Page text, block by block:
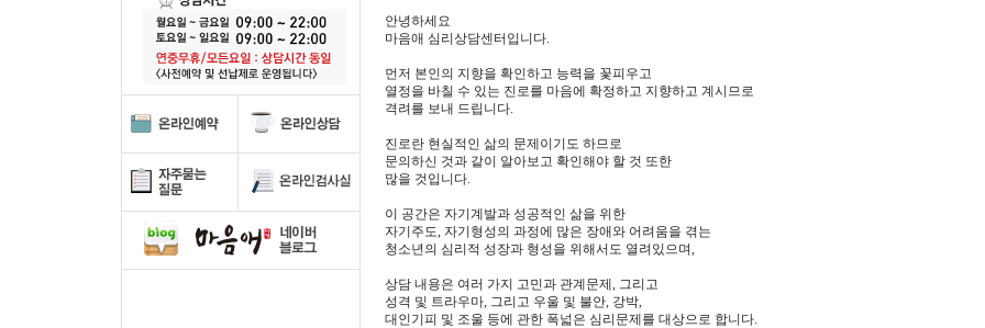
안녕하세요
마음애 심리상담센터입니다.
먼저 본인의 지향을 확인하고 능력을 꽃피우고
열정을 바칠 수 있는 진로를 마음에 확정하고 지향하고 계시므로
격려를 보내 드립니다.
진로란 현실적인 삶의 문제이기도 하므로
문의하신 것과 같이 알아보고 확인해야 할 것 또한
많을 것입니다.
이 공간은 자기계발과 성공적인 삶을 위한
자기주도, 자기형성의 과정에 많은 장애와 어려움을 겪는
청소년의 심리적 성장과 형성을 위해서도 열려있으며,
상담 내용은 여러 가지 고민과 관계문제, 그리고
성격 및 트라우마, 그리고 우울 및 불안, 강박,
대인기피 및 조울 등에 관한 폭넓은 심리문제를 대상으로 합니다.